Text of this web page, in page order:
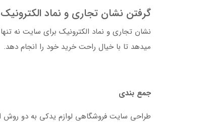
گرفتن نشان تجاری و نماد
نشان تجاری و نماد الکترونیک برای سایت نه
میدهد تا با خیال راحت خرید خود را انجام دهد.
جمع بندی
طراحی سایت فروشگاهی لوازم یدکی به دو روش